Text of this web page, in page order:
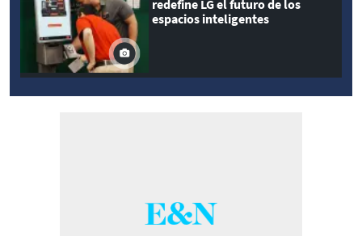
redefine LG el futuro de los
espacios inteligentes